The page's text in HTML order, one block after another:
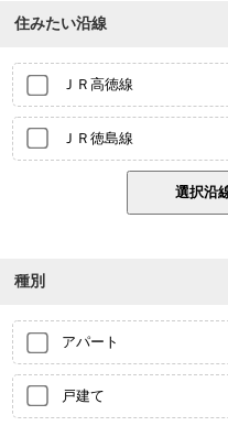
住みたい沿線
ＪＲ高徳線
ＪＲ徳島線
種別
アパート
戸建て